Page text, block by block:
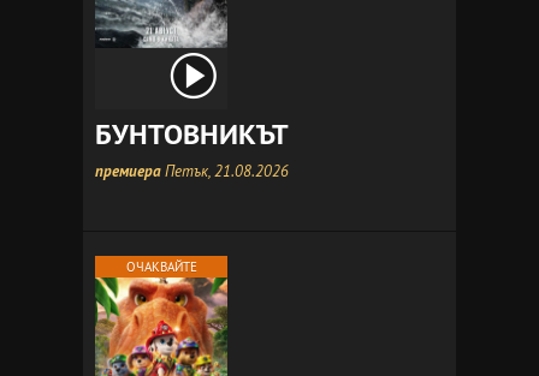
БУНТОВНИКЪТ
премиераПетък, 21.08.2026
ОЧАКВАЙТЕ